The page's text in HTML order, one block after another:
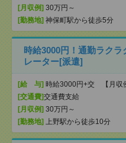
[月収例] 30万円～
[勤務地] 神保町駅から徒歩5分
時給3000円！通勤ラク
レーター[派遣]
[給 与] 時給3000円+交 【月収
[交通費]交通費支給
[月収例] 30万円～
[勤務地] 上野駅から徒歩10分